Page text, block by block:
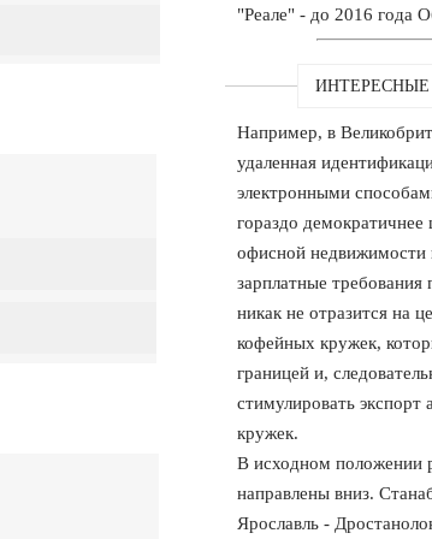
"Реале" - до 2016 года
Например, в
удаленная
электронными
гораздо
офисной
зарплатные требования
никак не отразится на
кофейных кружек,
границей и,
стимулировать экспорт
кружек.
В исходном положении
направлены вниз.
Ярославль -